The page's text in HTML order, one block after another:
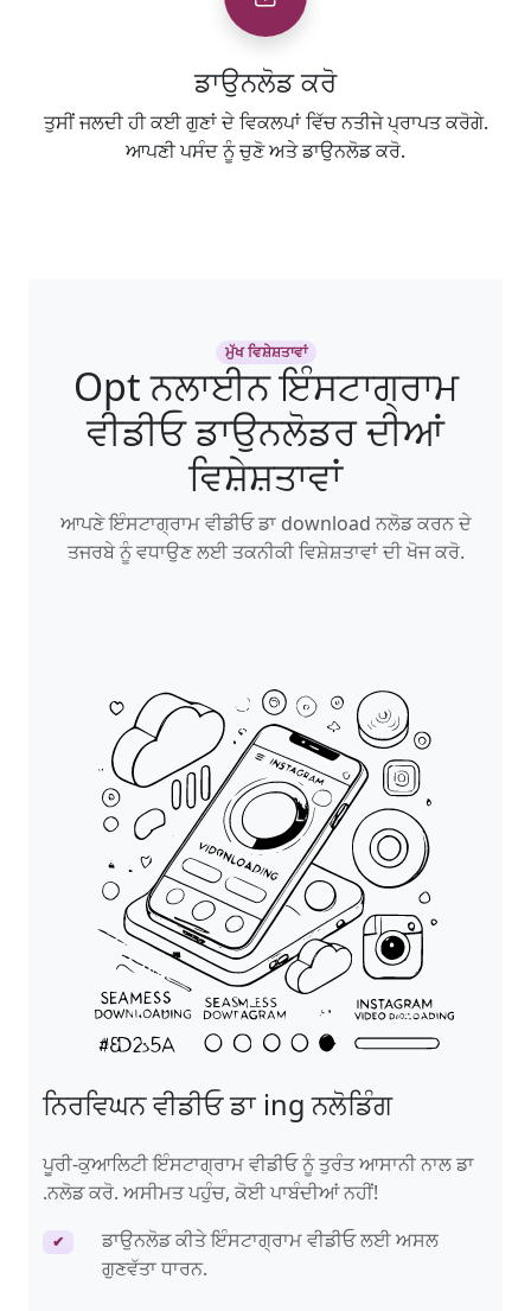
ਡਾਉਨਲੋਡ ਕਰੋ
ਤੁਸੀਂ ਜਲਦੀ ਹੀ ਕਈ ਗੁਣਾਂ ਦੇ ਵਿਕਲਪਾਂ ਵਿੱਚ ਨਤੀਜੇ ਪ੍ਰਾਪਤ ਕਰੋਗੇ.
ਆਪਣੀ ਪਸੰਦ ਨੂੰ ਚੁਣੋ ਅਤੇ ਡਾਉਨਲੋਡ ਕਰੋ.
ਮੁੱਖ ਵਿਸ਼ੇਸ਼ਤਾਵਾਂ
Opt ਨਲਾਈਨ ਇੰਸਟਾਗ੍ਰਾਮ
ਵੀਡੀਓ ਡਾਉਨਲੋਡਰ ਦੀਆਂ
ਵਿਸ਼ੇਸ਼ਤਾਵਾਂ
ਆਪਣੇ ਇੰਸਟਾਗ੍ਰਾਮ ਵੀਡੀਓ ਡਾ download ਨਲੋਡ ਕਰਨ ਦੇ
ਤਜਰਬੇ ਨੂੰ ਵਧਾਉਣ ਲਈ ਤਕਨੀਕੀ ਵਿਸ਼ੇਸ਼ਤਾਵਾਂ ਦੀ ਖੋਜ ਕਰੋ.
ਨਿਰਵਿਘਨ ਵੀਡੀਓ ਡਾ ing ਨਲੋਡਿੰਗ
ਪੂਰੀ-ਕੁਆਲਿਟੀ ਇੰਸਟਾਗ੍ਰਾਮ ਵੀਡੀਓ ਨੂੰ ਤੁਰੰਤ ਆਸਾਨੀ ਨਾਲ ਡਾ
.ਨਲੋਡ ਕਰੋ. ਅਸੀਮਤ ਪਹੁੰਚ, ਕੋਈ ਪਾਬੰਦੀਆਂ ਨਹੀਂ!
✔
ਡਾਉਨਲੋਡ ਕੀਤੇ ਇੰਸਟਾਗ੍ਰਾਮ ਵੀਡੀਓ ਲਈ ਅਸਲ
ਗੁਣਵੱਤਾ ਧਾਰਨ.